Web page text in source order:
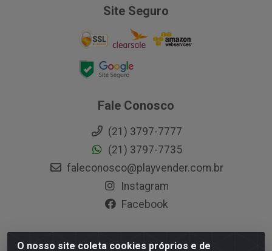
O nosso site coleta cookies próprios e de
Site Seguro
Fale Conosco
(21) 3797-7777
(21) 3797-7735
faleconosco@playvender.com.br
Instagram
Facebook